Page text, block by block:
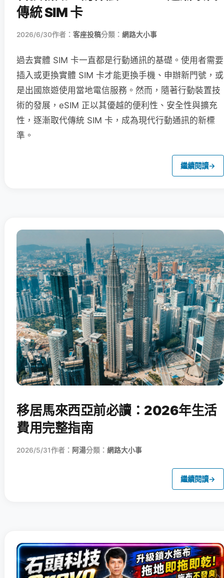
傳統 SIM 卡
2026/6/30作者： 客座投稿分類： 網路大小事
過去實體 SIM 卡一直都是行動通訊的基礎。使用者需要
插入或更換實體 SIM 卡才能更換手機、申辦新門號，或
是出國旅遊使用當地電信服務。然而，隨著行動裝置技
術的發展，eSIM 正以其優越的便利性、安全性與擴充
性，逐漸取代傳統 SIM 卡，成為現代行動通訊的新標
準。
繼續閱讀→
移居馬來西亞前必讀：2026年生活
費用完整指南
2026/5/31作者： 阿湯分類： 網路大小事
繼續閱讀→